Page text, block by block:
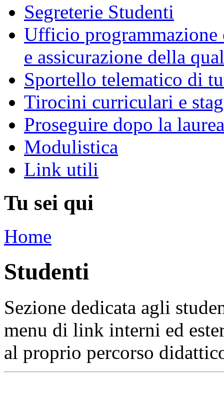
Segreterie Studenti
Ufficio
e assicurazione della
Sportello telematico di
Tirocini curriculari e
Proseguire dopo la laurea
Modulistica
Link utili
Tu sei qui
Home
Studenti
Sezione dedicata agli
menu di link interni ed
al proprio percorso